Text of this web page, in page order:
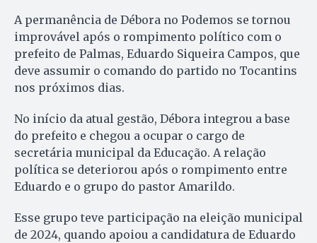
A permanência de Débora no Podemos se tornou
improvável após o rompimento político com o
prefeito de Palmas, Eduardo Siqueira Campos, que
deve assumir o comando do partido no Tocantins
nos próximos dias.
No início da atual gestão, Débora integrou a base
do prefeito e chegou a ocupar o cargo de
secretária municipal da Educação. A relação
política se deteriorou após o rompimento entre
Eduardo e o grupo do pastor Amarildo.
Esse grupo teve participação na eleição municipal
de 2024, quando apoiou a candidatura de Eduardo